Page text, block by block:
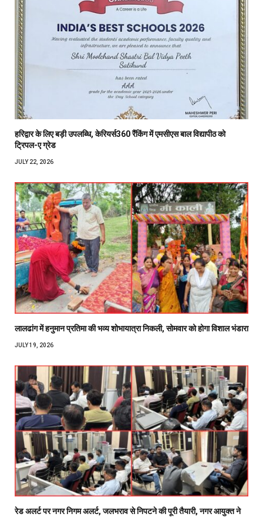
हरिद्वार के लिए बड़ी उपलब्धि, केरियर्स360 रैंकिंग में एमसीएस बाल विद्यापीठ को
ट्रिपल-ए ग्रेड
JULY 22, 2026
लालढांग में हनुमान प्रतिमा की भव्य शोभायात्रा निकली, सोमवार को होगा विशाल भंडारा
JULY 19, 2026
रेड अलर्ट पर नगर निगम अलर्ट, जलभराव से निपटने की पूरी तैयारी, नगर आयुक्त ने